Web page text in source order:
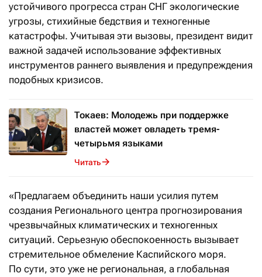
устойчивого прогресса стран СНГ экологические
угрозы, стихийные бедствия и техногенные
катастрофы. Учитывая эти вызовы, президент видит
важной задачей использование эффективных
инструментов раннего выявления и предупреждения
подобных кризисов.
Токаев: Молодежь при поддержке
властей может овладеть тремя-
четырьмя языками
Читать
«Предлагаем объединить наши усилия путем
создания Регионального центра прогнозирования
чрезвычайных климатических и техногенных
ситуаций. Серьезную обеспокоенность вызывает
стремительное обмеление Каспийского моря.
По сути, это уже не региональная, а глобальная